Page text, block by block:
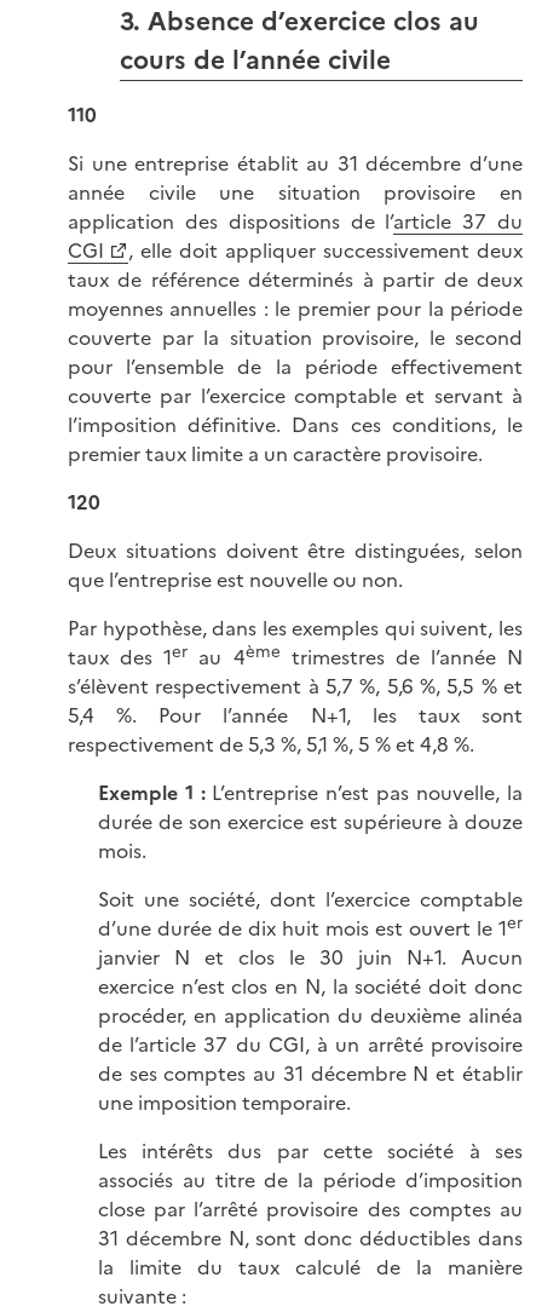
3. Absence d’exercice clos au
cours de l’année civile
110
Si une entreprise établit au 31 décembre d’une
année civile une situation provisoire en
application des dispositions de l’article 37 du
CGI
, elle doit appliquer successivement deux
taux de référence déterminés à partir de deux
moyennes annuelles : le premier pour la période
couverte par la situation provisoire, le second
pour l’ensemble de la période effectivement
couverte par l’exercice comptable et servant à
l’imposition définitive. Dans ces conditions, le
premier taux limite a un caractère provisoire.
120
Deux situations doivent être distinguées, selon
que l’entreprise est nouvelle ou non.
Par hypothèse, dans les exemples qui suivent, les
taux des 1er au 4ème trimestres de l’année N
s’élèvent respectivement à 5,7 %, 5,6 %, 5,5 %et
5,4 %. Pour l’année N+1, les taux sont
respectivement de 5,3 %, 5,1 %, 5 %et 4,8 %.
Exemple 1 :L’entreprise n’est pas nouvelle, la
durée de son exercice est supérieure à douze
mois.
Soit une société, dont l’exercice comptable
d’une durée de dix huit mois est ouvert le 1er
janvier N et clos le 30 juin N+1. Aucun
exercice n’est clos en N, la société doit donc
procéder, en application du deuxième alinéa
de l’article 37 du CGI, à un arrêté provisoire
de ses comptes au 31 décembre N et établir
une imposition temporaire.
Les intérêts dus par cette société à ses
associés au titre de la période d’imposition
close par l’arrêté provisoire des comptes au
31 décembre N, sont donc déductibles dans
la limite du taux calculé de la manière
suivante :